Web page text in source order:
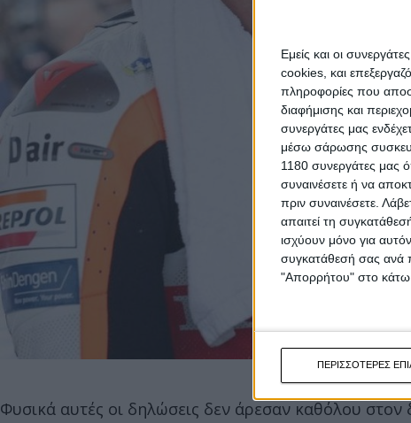
Εμείς και οι
cookies, και
πληροφορίες που
διαφήμισης και
συνεργάτες μας
μέσω σάρωσης
1180 συνεργάτες μας
συναινέσετε ή να
πριν συναινέσετε.
απαιτεί τη
ισχύουν μόνο για
συγκατάθεσή σας ανά
"Απορρήτου" στο κάτω
ΠΕΡΙΣΣΟΤΕΡΕΣ
Φυσικά αυτές οι δηλώσεις δεν άρεσαν καθόλου